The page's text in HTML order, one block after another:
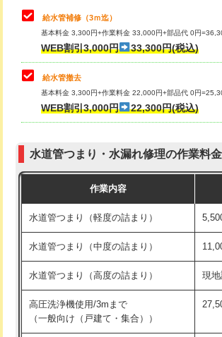
マス交換（土の掘削・埋め戻し作業）
マス交換（深さ50㎝未満）
マス交換（深さ50㎝以上）
コンクリート斫り（厚さ10㎝まで）
モルタル補修（厚さ10㎝超え）
洗面台設置
化粧台設置
追加人工
廃棄・処分 現
理・調整・分解・加工など（中作業）
止水・漏水調査・防水処理・清掃・修
理・調整・分解・加工など（重作業）
その他部品の脱着
交換・取付（タンク）
式）)
式・ワンホール）)
交換・取付(排水栓・排水トラップ
持込商品取付（混合水栓）
給水管補修（3ｍ迄）
基本料金 3,300円+作業料金 33,000円+部品代 0円
WEB割引3,000円 33,300円(税込)
給水管撤去
基本料金 3,300円+作業料金 22,000円+部品代 0円
WEB割引3,000円 22,300円(税込)
水道管つまり・水漏れ修理の作業料
作業内容
水道管つまり（軽度の詰まり）
水道管つまり（中度の詰まり）
水道管つまり（高度の詰まり） 現
高圧洗浄機使用/3mまで
（一般向け（戸建て・集合））